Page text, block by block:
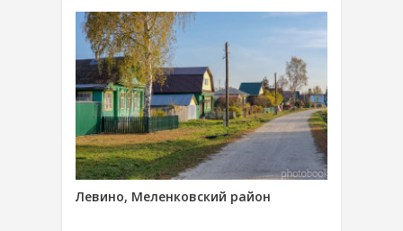
Левино, Меленковский район